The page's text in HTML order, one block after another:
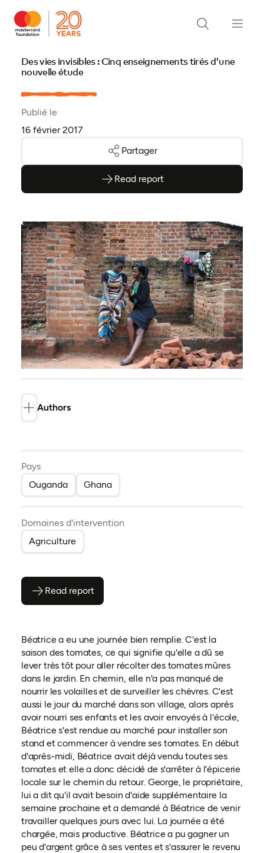
Des vies invisibles : Cinq enseignements tirés d'une
nouvelle étude
Publié le
16 février 2017
Partager
Read report
(ouvre en PDF)
(ouvre dans un nouvel onglet)
Authors
Pays
Ouganda
Ghana
Domaines d'intervention
Agriculture
Read report(ouvre en PDF)
(ouvre dans un nouvel onglet)
Béatrice a eu une journée bien remplie. C'est la
saison des tomates, ce qui signifie qu'elle a dû se
lever très tôt pour aller récolter des tomates mûres
dans le jardin. En chemin, elle n'a pas manqué de
nourrir les volailles et de surveiller les chèvres. C'est
aussi le jour du marché dans son village, alors après
avoir nourri ses enfants et les avoir envoyés à l'école,
Béatrice s'est rendue au marché pour installer son
stand et commencer à vendre ses tomates. En début
d'après-midi, Béatrice avait déjà vendu toutes ses
tomates et elle a donc décidé de s'arrêter à l'épicerie
locale sur le chemin du retour. George, le propriétaire,
lui a dit qu'il avait besoin d'aide supplémentaire la
semaine prochaine et a demandé à Béatrice de venir
travailler quelques jours avec lui. La journée a été
chargée, mais productive. Béatrice a pu gagner un
peu d'argent grâce à ses ventes et s'assurer le revenu